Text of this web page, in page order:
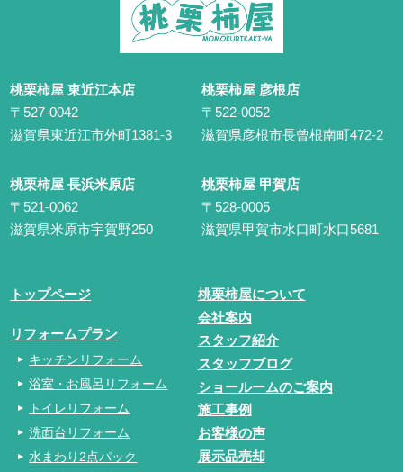
桃栗柿屋 東近江本店
〒527-0042
滋賀県東近江市外町1381-3
桃栗柿屋 彦根店
〒522-0052
滋賀県彦根市長曾根南町472-2
桃栗柿屋 長浜米原店
〒521-0062
滋賀県米原市宇賀野250
桃栗柿屋 甲賀店
〒528-0005
滋賀県甲賀市水口町水口5681
トップページ
リフォームプラン
キッチンリフォーム
浴室・お風呂リフォーム
トイレリフォーム
洗面台リフォーム
水まわり2点パック
桃栗柿屋について
会社案内
スタッフ紹介
スタッフブログ
ショールームのご案内
施工事例
お客様の声
展示品売却